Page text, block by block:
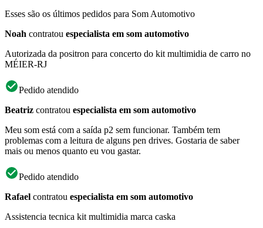
Esses são os últimos pedidos para Som Automotivo
Noah contratou especialista em som automotivo
Autorizada da positron para concerto do kit multimidia de carro no
MÉIER-RJ
Pedido atendido
Beatriz contratou especialista em som automotivo
Meu som está com a saída p2 sem funcionar. Também tem
problemas com a leitura de alguns pen drives. Gostaria de saber
mais ou menos quanto eu vou gastar.
Pedido atendido
Rafael contratou especialista em som automotivo
Assistencia tecnica kit multimidia marca caska